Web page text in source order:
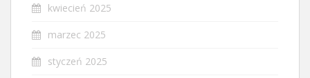
kwiecień 2025
marzec 2025
styczeń 2025